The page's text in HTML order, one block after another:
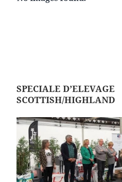
SPECIALE D’ELEVAGE
SCOTTISH/HIGHLAND